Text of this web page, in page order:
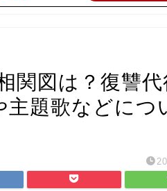
関図は？復讐代
題歌などにつ